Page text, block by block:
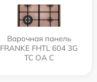
Варочная панель
FRANKE FHTL 604 3G
TC OA C